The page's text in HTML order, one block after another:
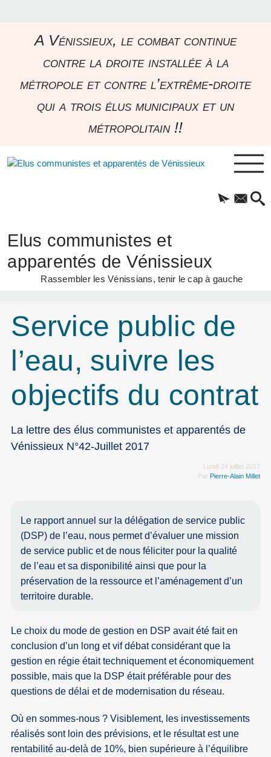
A Vénissieux, le combat continue
contre la droite installée à la
métropole et contre l’extrême-droite
qui a trois élus municipaux et un
métropolitain !!
Elus communistes et
apparentés de Vénissieux
Rassembler les Vénissians, tenir le cap à gauche
Service public de
l’eau, suivre les
objectifs du contrat
La lettre des élus communistes et apparentés de
Vénissieux N°42-Juillet 2017
Lundi 24 juillet 2017
Par Pierre-Alain Millet
Le rapport annuel sur la délégation de service public
(DSP) de l’eau, nous permet d’évaluer une mission
de service public et de nous féliciter pour la qualité
de l’eau et sa disponibilité ainsi que pour la
préservation de la ressource et l’aménagement d’un
territoire durable.
Le choix du mode de gestion en DSP avait été fait en
conclusion d’un long et vif débat considérant que la
gestion en régie était techniquement et économiquement
possible, mais que la DSP était préférable pour des
questions de délai et de modernisation du réseau.
Où en sommes-nous ? Visiblement, les investissements
réalisés sont loin des prévisions, et le résultat est une
rentabilité au-delà de 10%, bien supérieure à l’équilibre